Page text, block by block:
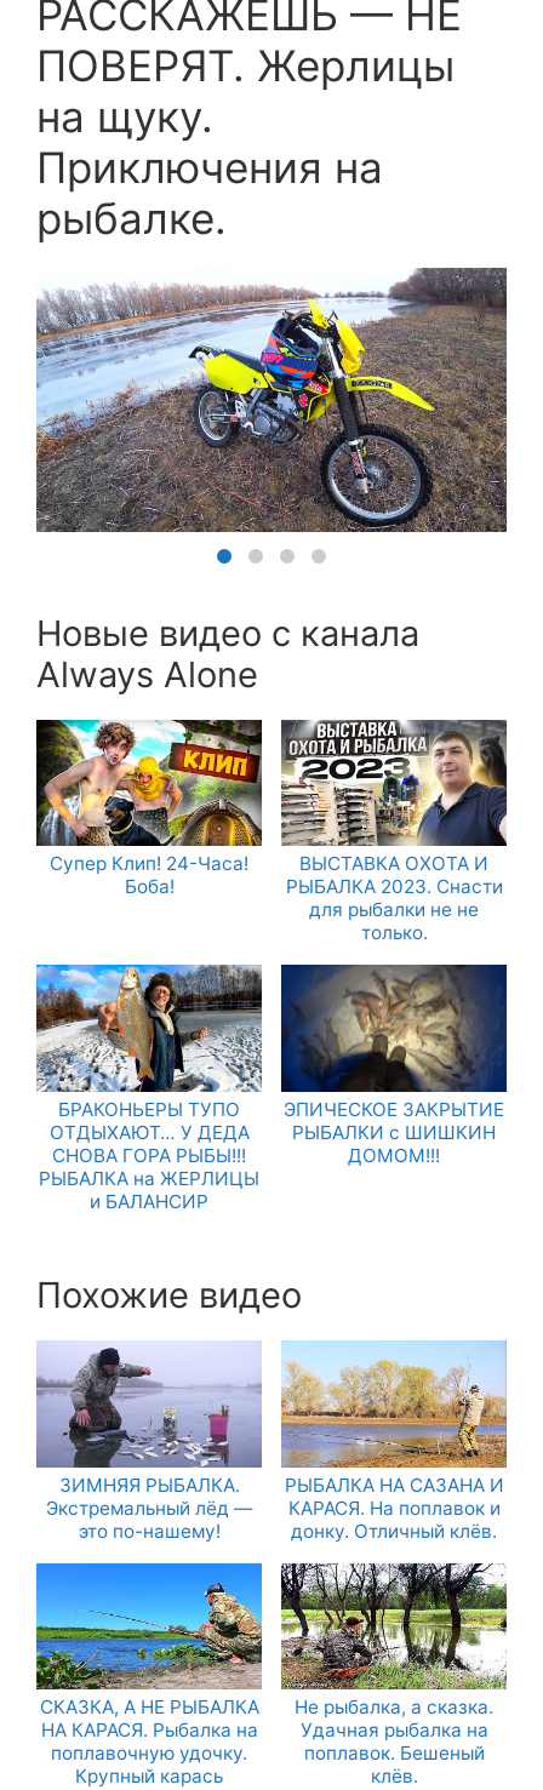
РАССКАЖЕШЬ — НЕ
ПОВЕРЯТ. Жерлицы
на щуку.
Приключения на
рыбалке.
Новые видео с канала
Always Alone
Супер Клип! 24-Часа!
Боба!
ВЫСТАВКА ОХОТА И
РЫБАЛКА 2023. Снасти
для рыбалки не не
только.
БРАКОНЬЕРЫ ТУПО
ОТДЫХАЮТ… У ДЕДА
СНОВА ГОРА РЫБЫ!!!
РЫБАЛКА на ЖЕРЛИЦЫ
и БАЛАНСИР
ЭПИЧЕСКОЕ ЗАКРЫТИЕ
РЫБАЛКИ с ШИШКИН
ДОМОМ!!!
Похожие видео
ЗИМНЯЯ РЫБАЛКА.
Экстремальный лёд —
это по-нашему!
РЫБАЛКА НА САЗАНА И
КАРАСЯ. На поплавок и
донку. Отличный клёв.
СКАЗКА, А НЕ РЫБАЛКА
НА КАРАСЯ. Рыбалка на
поплавочную удочку.
Крупный карась
Не рыбалка, а сказка.
Удачная рыбалка на
поплавок. Бешеный
клёв.